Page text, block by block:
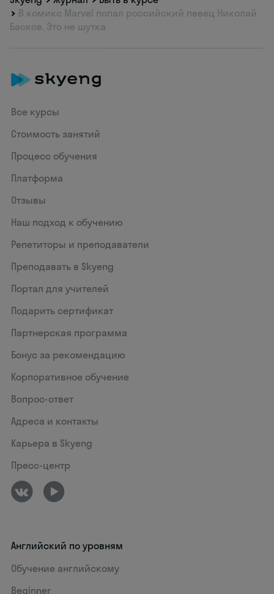
В комикс Marvel попал российский певец Николай
Басков. Это не шутка
Все курсы
Стоимость занятий
Процесс обучения
Платформа
Отзывы
Наш подход к обучению
Репетиторы и преподаватели
Преподавать в Skyeng
Портал для учителей
Подарить сертификат
Партнерская программа
Бонус за рекомендацию
Корпоративное обучение
Вопрос-ответ
Адреса и контакты
Карьера в Skyeng
Пресс-центр
Английский по уровням
Обучение английскому
Beginner